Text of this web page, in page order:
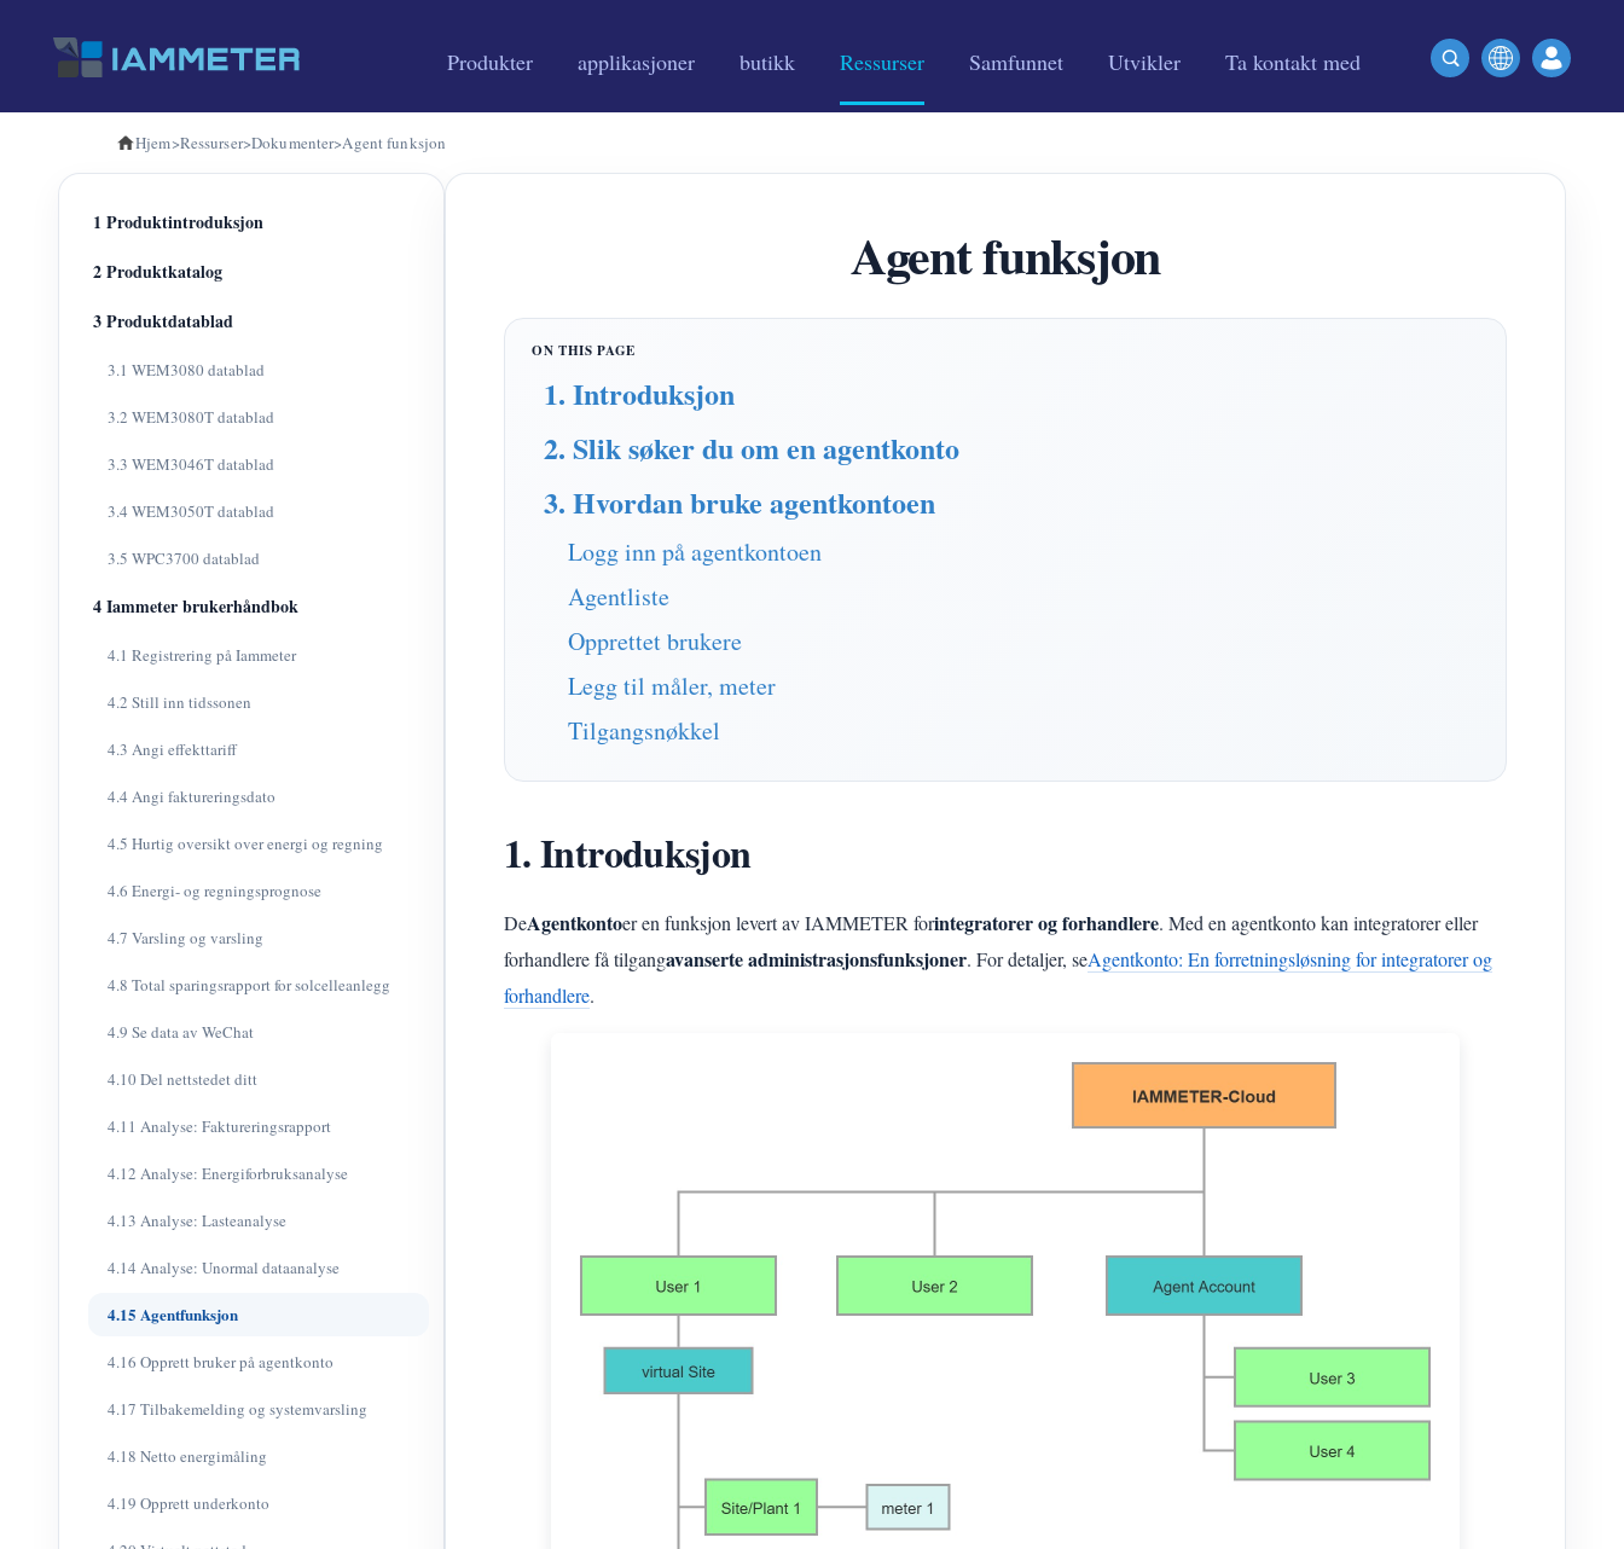
Produkter applikasjoner butikk Ressurser Samfunnet Utvikler Ta kontakt med
Hjem>Ressurser>Dokumenter>Agent funksjon
1 Produktintroduksjon
2 Produktkatalog
3 Produktdatablad
3.1 WEM3080 datablad
3.2 WEM3080T datablad
3.3 WEM3046T datablad
3.4 WEM3050T datablad
3.5 WPC3700 datablad
4 Iammeter brukerhåndbok
4.1 Registrering på Iammeter
4.2 Still inn tidssonen
4.3 Angi effekttariff
4.4 Angi faktureringsdato
4.5 Hurtig oversikt over energi og regning
4.6 Energi- og regningsprognose
4.7 Varsling og varsling
4.8 Total sparingsrapport for solcelleanlegg
4.9 Se data av WeChat
4.10 Del nettstedet ditt
4.11 Analyse: Faktureringsrapport
4.12 Analyse: Energiforbruksanalyse
4.13 Analyse: Lasteanalyse
4.14 Analyse: Unormal dataanalyse
4.15 Agentfunksjon
4.16 Opprett bruker på agentkonto
4.17 Tilbakemelding og systemvarsling
4.18 Netto energimåling
4.19 Opprett underkonto
Agent funksjon
1. Introduksjon
2. Slik søker du om en agentkonto
3. Hvordan bruke agentkontoen
Logg inn på agentkontoen
Agentliste
Opprettet brukere
Legg til måler, meter
Tilgangsnøkkel
1. Introduksjon
DeAgentkontoer en funksjon levert av IAMMETER forintegratorer og forhandlere. Med en agentkonto kan integratorer eller
forhandlere få tilgangavanserte administrasjonsfunksjoner. For detaljer, seAgentkonto: En forretningsløsning for integratorer og
forhandlere.